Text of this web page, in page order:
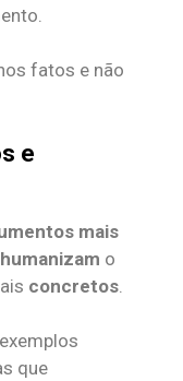
fatos e não
e
mais
humanizam o
concretos
que